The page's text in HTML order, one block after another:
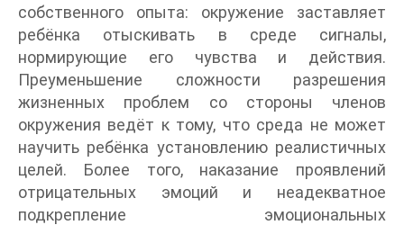
собственного опыта: окружение заставляет
ребёнка отыскивать в среде сигналы,
нормирующие его чувства и действия.
Преуменьшение сложности разрешения
жизненных проблем со стороны членов
окружения ведёт к тому, что среда не может
научить ребёнка установлению реалистичных
целей. Более того, наказание проявлений
отрицательных эмоций и неадекватное
подкрепление эмоциональных